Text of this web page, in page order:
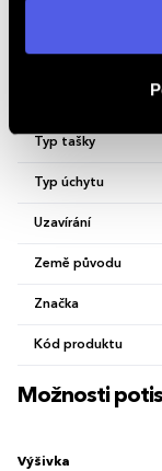
informací
Typ tašky
Typ úchytu
Uzavírání
Země původu
Značka
Kód produktu
Možnosti
Výšivka